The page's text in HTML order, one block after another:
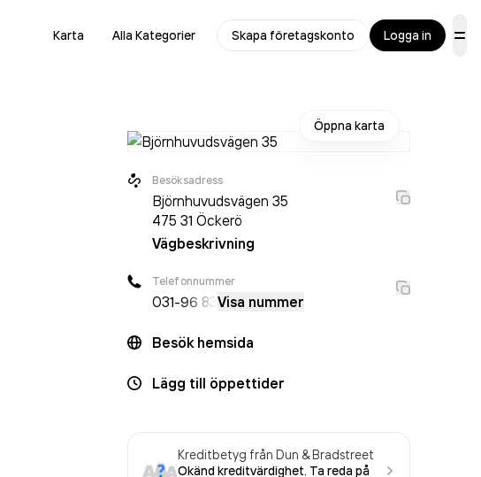
Karta Alla Kategorier Skapa företagskonto Logga in
Öppna karta
Besöksadress
Björnhuvudsvägen 35
475 31 Öckerö
Vägbeskrivning
Telefonnummer
031-96 83 Visa nummer
Besök hemsida
Lägg till öppettider
Kreditbetyg från Dun & Bradstreet
Okänd kreditvärdighet. Ta reda på